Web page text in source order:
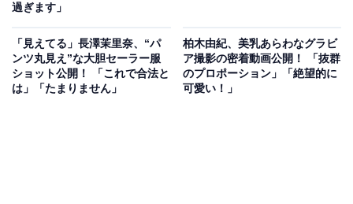
過ぎます」
「見えてる」長澤茉里奈、“パ
ンツ丸見え”な大胆セーラー服
ショット公開！ 「これで合法と
は」「たまりません」
柏木由紀、美乳あらわなグラビ
ア撮影の密着動画公開！ 「抜群
のプロポーション」「絶望的に
可愛い！」